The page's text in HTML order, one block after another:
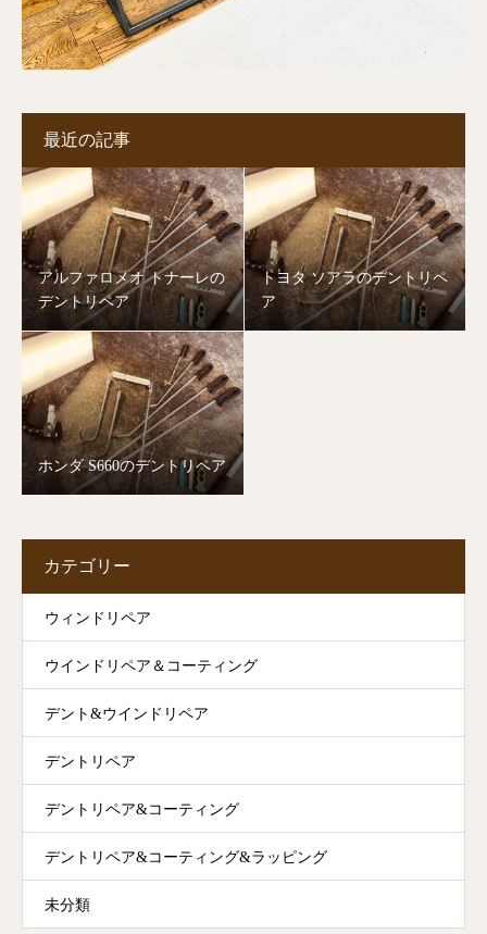
最近の記事
アルファロメオ トナーレの
デントリペア
トヨタ ソアラのデントリペ
ア
ホンダ S660のデントリペア
カテゴリー
ウィンドリペア
ウインドリペア＆コーティング
デント&ウインドリペア
デントリペア
デントリペア&コーティング
デントリペア&コーティング&ラッピング
未分類